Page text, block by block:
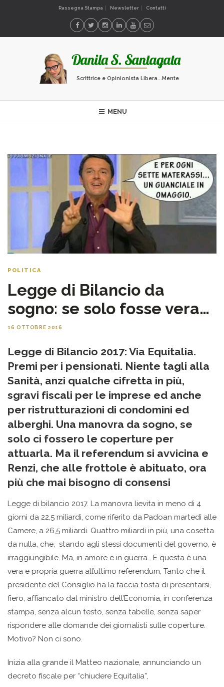
Rassegna Stampa Newsletter Contatti
Scrittrice e Opinionista Libera...Mente
MENU
POLITICA
Legge di Bilancio da
sogno: se solo fosse vera…
16 OTTOBRE 2016
Legge di Bilancio 2017: Via Equitalia.
Premi per i pensionati. Niente tagli alla
Sanità, anzi qualche cifretta in più,
sgravi fiscali per le imprese ed anche
per ristrutturazioni di condomini ed
alberghi. Una manovra da sogno, se
solo ci fossero le coperture per
attuarla. Ma il referendum si avvicina e
Renzi, che alle frottole è abituato, ora
più che mai bisogno di consensi
Legge di bilancio 2017. La manovra lievita in meno di 4
giorni da 22,5 miliardi, come riferito da Padoan martedì alle
Camere, a 26,5 miliardi. Quattro miliardi in più, una cosetta
da nulla, che, stando agli stessi documenti del governo, è
irraggiungibile. Ma, in amore e in guerra… E questa è una
vera e propria guerra all’ultimo referendum, Tanto che il
presidente del Consiglio ha la faccia tosta di presentarsi,
fiero, affiancato dal ministro dell’Economia, in conferenza
stampa, senza alcun testo, senza tabelle, senza saper
rispondere alle domande dei giornalisti sulle coperture.
Motivo? Non ci sono.
Inizia alla grande il Matteo nazionale, annunciando un
decreto fiscale per “chiudere Equitalia”,